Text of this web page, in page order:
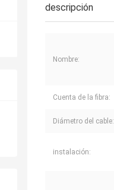
descripción
Nombre:
Cuenta de la fibra:
Diámetro del cable:
instalación: